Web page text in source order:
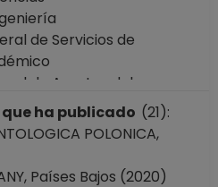
de Servicios de
de Asuntos del
ha publicado (21):
POLONICA,
Países Bajos (2020)